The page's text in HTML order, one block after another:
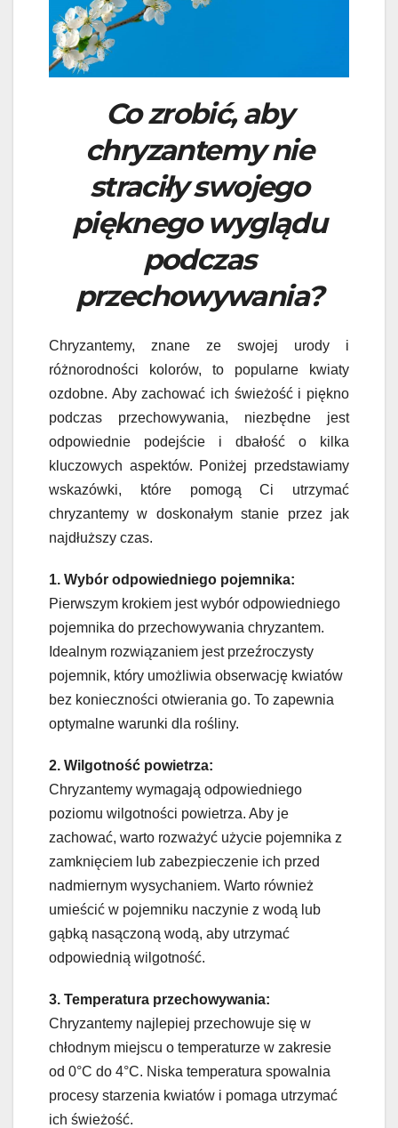
Co zrobić, aby
chryzantemy nie
straciły swojego
pięknego wyglądu
podczas
przechowywania?
Chryzantemy, znane ze swojej urody i
różnorodności kolorów, to popularne kwiaty
ozdobne. Aby zachować ich świeżość i piękno
podczas przechowywania, niezbędne jest
odpowiednie podejście i dbałość o kilka
kluczowych aspektów. Poniżej przedstawiamy
wskazówki, które pomogą Ci utrzymać
chryzantemy w doskonałym stanie przez jak
najdłuższy czas.
1. Wybór odpowiedniego pojemnika:
Pierwszym krokiem jest wybór odpowiedniego
pojemnika do przechowywania chryzantem.
Idealnym rozwiązaniem jest przeźroczysty
pojemnik, który umożliwia obserwację kwiatów
bez konieczności otwierania go. To zapewnia
optymalne warunki dla rośliny.
2. Wilgotność powietrza:
Chryzantemy wymagają odpowiedniego
poziomu wilgotności powietrza. Aby je
zachować, warto rozważyć użycie pojemnika z
zamknięciem lub zabezpieczenie ich przed
nadmiernym wysychaniem. Warto również
umieścić w pojemniku naczynie z wodą lub
gąbką nasączoną wodą, aby utrzymać
odpowiednią wilgotność.
3. Temperatura przechowywania:
Chryzantemy najlepiej przechowuje się w
chłodnym miejscu o temperaturze w zakresie
od 0°C do 4°C. Niska temperatura spowalnia
procesy starzenia kwiatów i pomaga utrzymać
ich świeżość.